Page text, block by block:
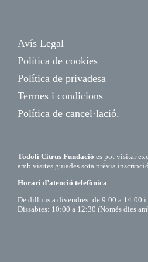
Avís Legal
Política de cookies
Política de privadesa
Termes i condicions
Política de cancel·lació.
Todolí Citrus Fundació es pot visitar
amb visites guiades sota prèvia
Horari d’atenció telefònica
De dilluns a divendres: de 9:00 a 14:00
Dissabtes: 10:00 a 12:30 (Només dies